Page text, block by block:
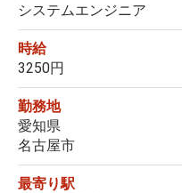
システムエンジニア
時給
3250円
勤務地
愛知県
名古屋市
最寄り駅